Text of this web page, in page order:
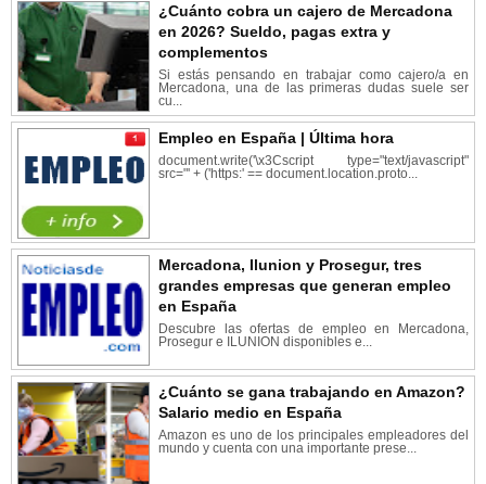
¿Cuánto cobra un cajero de Mercadona
en 2026? Sueldo, pagas extra y
complementos
Si estás pensando en trabajar como cajero/a en
Mercadona, una de las primeras dudas suele ser
cu...
Empleo en España | Última hora
document.write('\x3Cscript type="text/javascript"
src="' + ('https:' == document.location.proto...
Mercadona, Ilunion y Prosegur, tres
grandes empresas que generan empleo
en España
Descubre las ofertas de empleo en Mercadona,
Prosegur e ILUNION disponibles e...
¿Cuánto se gana trabajando en Amazon?
Salario medio en España
Amazon es uno de los principales empleadores del
mundo y cuenta con una importante prese...